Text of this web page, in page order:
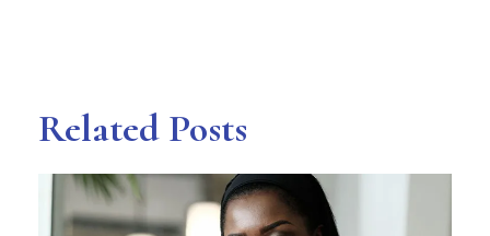
Related Posts